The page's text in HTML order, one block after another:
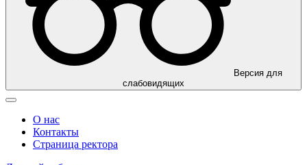
Версия для
слабовидящих
О нас
Контакты
Страница ректора